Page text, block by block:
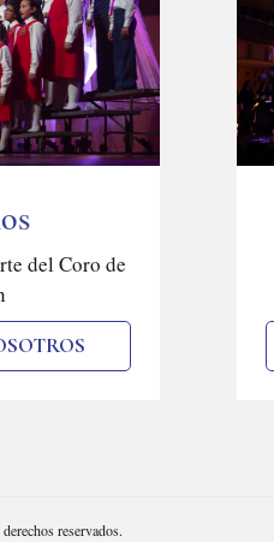
del Coro de
reservados.